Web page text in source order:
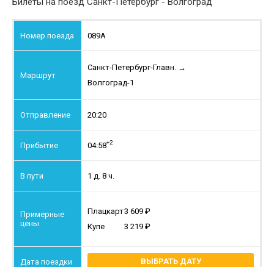
089А
Санкт-Петербург-Главн. →
Волгоград-1
20:20
04:58+2
1 д. 8 ч.
Плацкарт3 609
Купе
3 219
ВЫБРАТЬ ДАТУ